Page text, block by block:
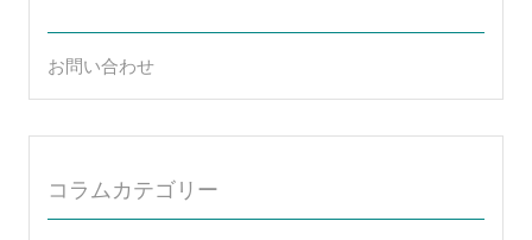
お問い合わせ
コラムカテゴリー